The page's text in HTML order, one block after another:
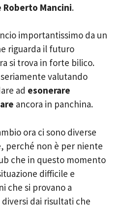
Mancini.
importantissimo da un
riguarda il futuro
si trova in forte bilico.
valutando
ad esonerare
ancora in panchina.
ora ci sono diverse
perché non è per niente
che in questo momento
difficile e
che si provano a
dai risultati che